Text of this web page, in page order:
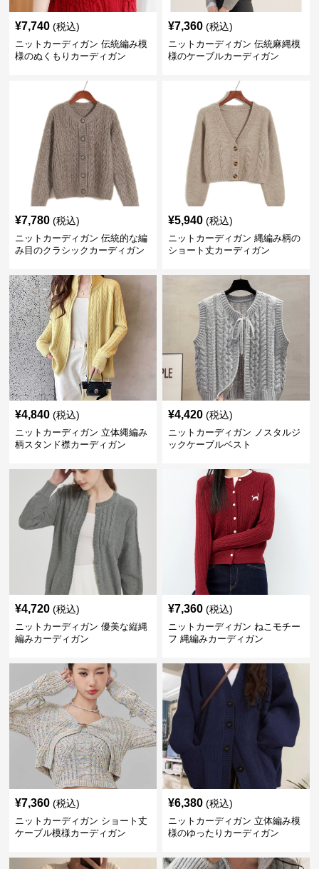
¥7,740 (税込)
ニットカーディガン 伝統編み模
様のぬくもりカーディガン
¥7,360 (税込)
ニットカーディガン 伝統麻縄模
様のケーブルカーディガン
¥7,780 (税込)
ニットカーディガン 伝統的な編
み目のクラシックカーディガン
¥5,940 (税込)
ニットカーディガン 縄編み柄の
ショート丈カーディガン
¥4,840 (税込)
ニットカーディガン 立体縄編み
柄スタンド襟カーディガン
¥4,420 (税込)
ニットカーディガン ノスタルジ
ックケーブルベスト
¥4,720 (税込)
ニットカーディガン 優美な縦縄
編みカーディガン
¥7,360 (税込)
ニットカーディガン ねこモチー
フ 縄編みカーディガン
¥7,360 (税込)
ニットカーディガン ショート丈
ケーブル模様カーディガン
¥6,380 (税込)
ニットカーディガン 立体編み模
様のゆったりカーディガン